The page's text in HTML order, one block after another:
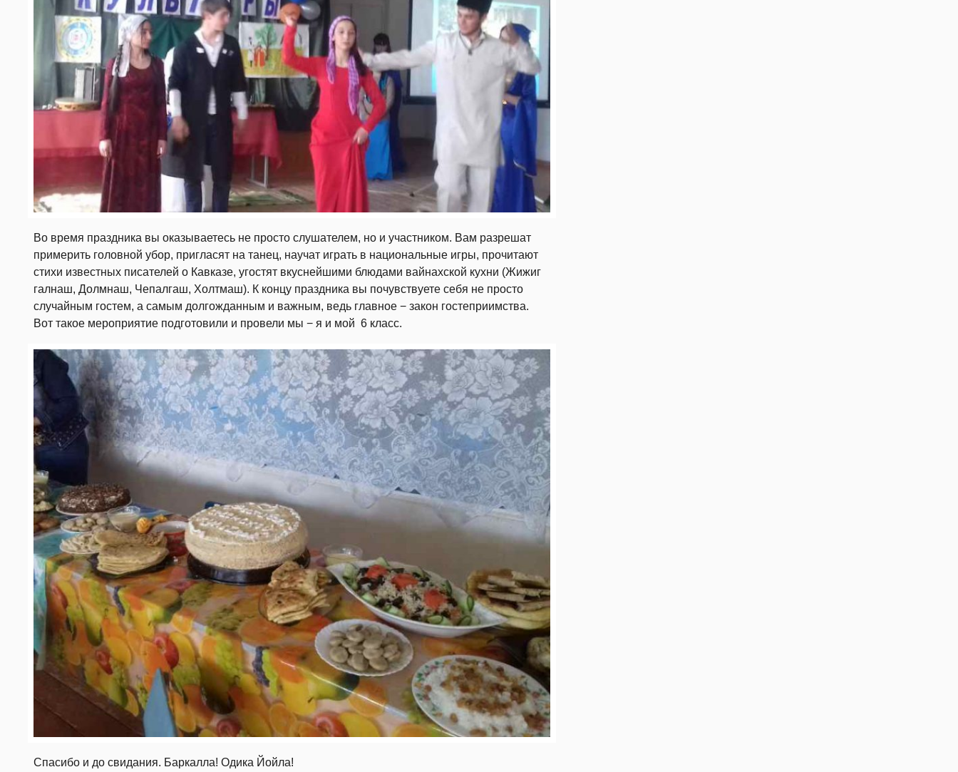
Во время праздника вы оказываетесь не просто слушателем, но и участником. Вам разрешат
примерить головной убор, пригласят на танец, научат играть в национальные игры, прочитают
стихи известных писателей о Кавказе, угостят вкуснейшими блюдами вайнахской кухни (Жижиг
галнаш, Долмнаш, Чепалгаш, Холтмаш). К концу праздника вы почувствуете себя не просто
случайным гостем, а самым долгожданным и важным, ведь главное − закон гостеприимства.
Вот такое мероприятие подготовили и провели мы − я и мой 6 класс.
Спасибо и до свидания. Баркалла! Одика Йойла!